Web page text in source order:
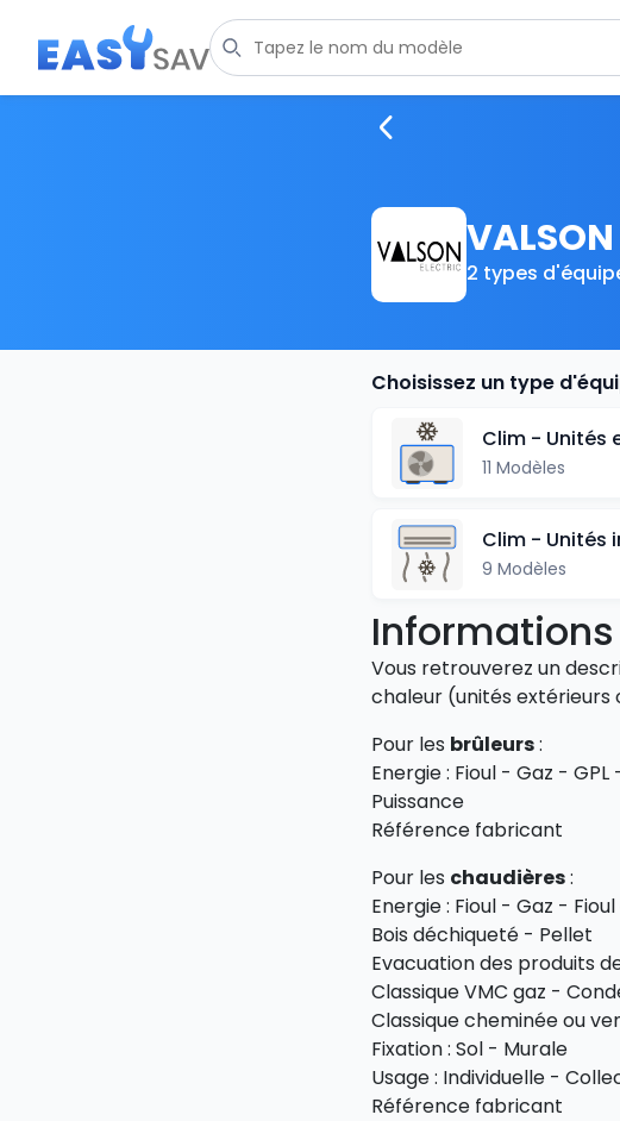
VALSON
2 types
Choisissez un type
Clim - Unités
11 Modèles
Clim - Unités
9 Modèles
Informations
Vous retrouverez un
chaleur (unités extérieurs
Pour les brûleurs:
Energie : Fioul - Gaz - GPL
Puissance
Référence fabricant
Pour les chaudières:
Energie : Fioul - Gaz -
Bois déchiqueté - Pellet
Evacuation des produits
Classique VMC gaz -
Classique cheminée ou
Fixation : Sol - Murale
Usage : Individuelle -
Référence fabricant